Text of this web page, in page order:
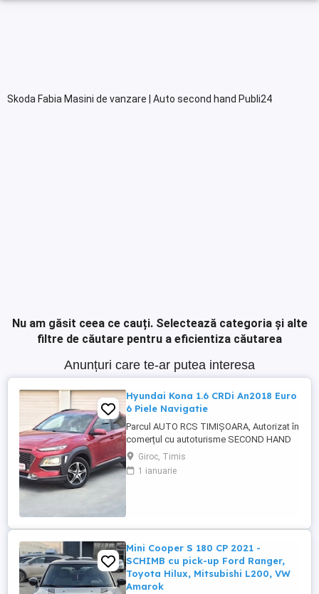
Skoda Fabia Masini de vanzare | Auto second hand Publi24
Nu am găsit ceea ce cauți. Selectează categoria și alte
filtre de căutare pentru a eficientiza căutarea
Anunțuri care te-ar putea interesa
Hyundai Kona 1.6 CRDi An2018 Euro
6 Piele Navigatie
Parcul AUTO RCS TIMIȘOARA, Autorizat în
comerțul cu autoturisme SECOND HAND
IMPORT, - LIVRARE GRATUITĂ LA
DOMICILIUL CLIENTULUI (200KM) -
Factura se va emite în lei la cursul de
Giroc, Timis
1 ianuarie
Mini Cooper S 180 CP 2021 -
SCHIMB cu pick-up Ford Ranger,
Toyota Hilux, Mitsubishi L200, VW
Amarok